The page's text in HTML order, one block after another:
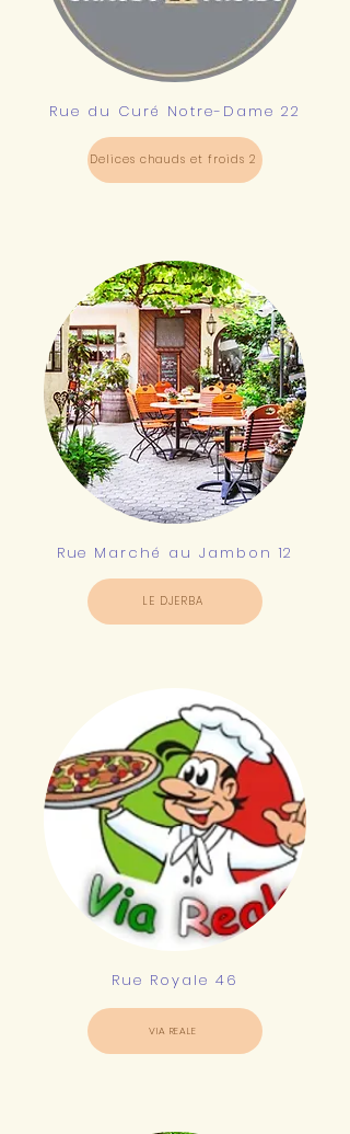
Rue du Curé Notre-Dame 22
Delices chauds et froids 2
Rue Marché au Jambon 12
LE DJERBA
Rue Royale 46
VIA REALE